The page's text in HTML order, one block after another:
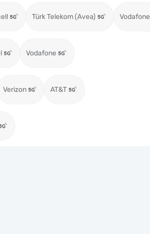
Türk Telekom (Avea) Vodafone
Vodafone
Verizon AT&T